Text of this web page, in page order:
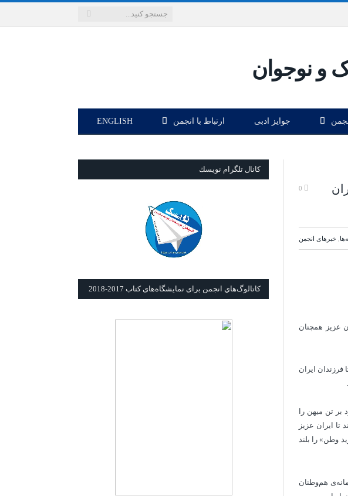
جوایز ادبی ارتباط با انجمن ENGLISH
خبرهای انجمن
عزیز همچنان
ایران
تن میهن را
ایران عزیز
وطن» را بلند
هم‌وطنان
كانال تلگرام نويسك
كاتالوگ‌هاي انجمن برای نمايشگاه‌های كتاب 2017-2018